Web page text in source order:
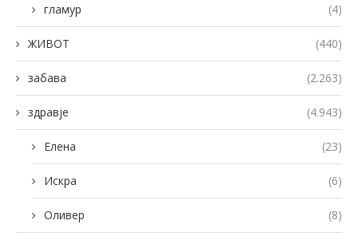
гламур (4)
ЖИВОТ (440)
забава (2.263)
здравје (4.943)
Елена (23)
Искра (6)
Оливер (8)